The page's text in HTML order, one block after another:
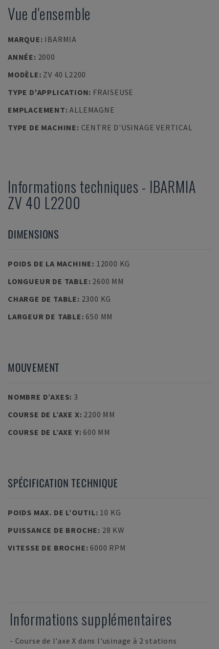
Vue d'ensemble
MARQUE: IBARMIA
ANNÉE: 2000
MODÈLE: ZV 40 L2200
TYPE D'APPLICATION: FRAISEUSE
EMPLACEMENT:ALLEMAGNE
TYPE DE MACHINE: CENTRE D'USINAGE VERTICAL
Informations techniques - IBARMIA
ZV 40 L2200
DIMENSIONS
POIDS DE LA MACHINE: 12000 KG
LONGUEUR DE TABLE: 2600 MM
CHARGE DE TABLE: 2300 KG
LARGEUR DE TABLE: 650 MM
MOUVEMENT
NOMBRE D’AXES: 3
COURSE DE L’AXE X: 2200 MM
COURSE DE L’AXE Y: 600 MM
SPÉCIFICATION TECHNIQUE
POIDS MAX. DE L’OUTIL: 10 KG
PUISSANCE DE BROCHE: 28 KW
VITESSE DE BROCHE: 6000 RPM
Informations supplémentaires
- Course de l'axe X dans l'usinage à 2 stations